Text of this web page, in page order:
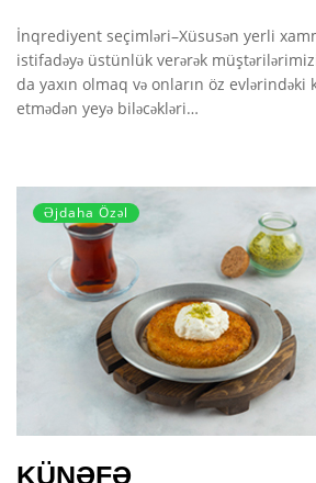
İnqrediyent seçimləri–Xüsusən yerli
istifadəyə üstünlük verərək
da yaxın olmaq və onların öz evlərindəki
etmədən yeyə biləcəkləri…
Əjdaha Özəl
KÜNƏFƏ